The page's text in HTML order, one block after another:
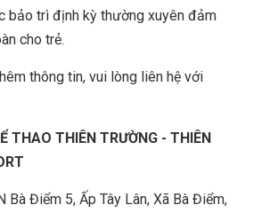
bảo trì định kỳ thường xuyên đảm
cho trẻ.
thông tin, vui lòng liên hệ với
THAO THIÊN TRƯỜNG - THIÊN
Bà Điểm 5, Ấp Tây Lân, Xã Bà Điểm,